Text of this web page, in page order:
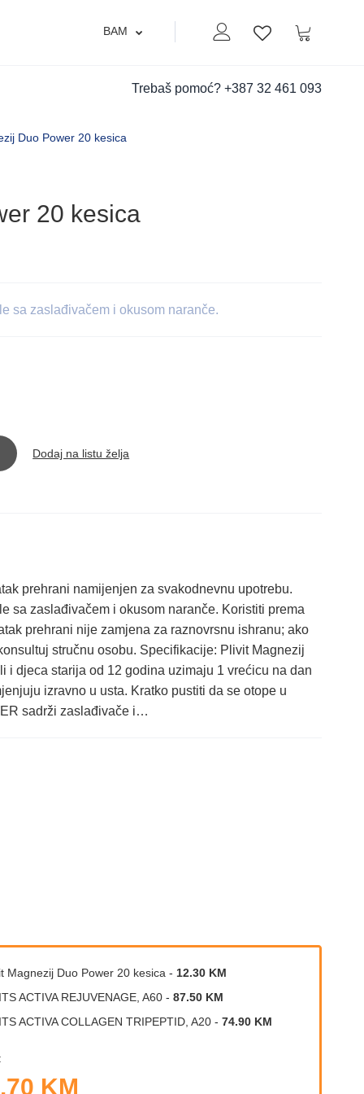
Moj nalogLista zelja
Korpa
BAM
Trebaš pomoć? +387 32 461 093
Duo Power 20 kesica
20 kesica
sa zaslađivačem i okusom naranče.
Dodaj na listu želja
prehrani namijenjen za svakodnevnu upotrebu.
sa zaslađivačem i okusom naranče. Koristiti prema
prehrani nije zamjena za raznovrsnu ishranu; ako
stručnu osobu. Specifikacije: Plivit Magnezij
i djeca starija od 12 godina uzimaju 1 vrećicu na dan
izravno u usta. Kratko pustiti da se otope u
sadrži zaslađivače i…
Magnezij Duo Power 20 kesica - 12.30 KM
ACTIVA REJUVENAGE, A60 -87.50 KM
ACTIVA COLLAGEN TRIPEPTID, A20 -74.90 KM
KM